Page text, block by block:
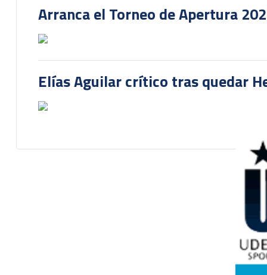
Arranca el Torneo de Apertura
Elías Aguilar crítico tras quedar